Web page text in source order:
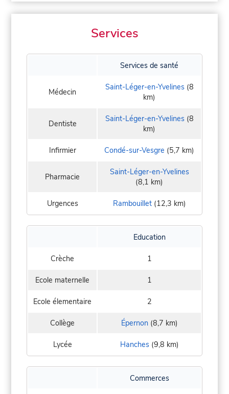
Services
Services de santé
Médecin Saint-Léger-en-Yvelines(8
km)
Dentiste Saint-Léger-en-Yvelines(8
km)
Infirmier Condé-sur-Vesgre (5,7 km)
Pharmacie
Saint-Léger-en-Yvelines
(8,1 km)
Urgences Rambouillet(12,3 km)
Education
Crèche 1
Ecole maternelle 1
Ecole élementaire 2
Collège Épernon(8,7 km)
Lycée Hanches(9,8 km)
Commerces